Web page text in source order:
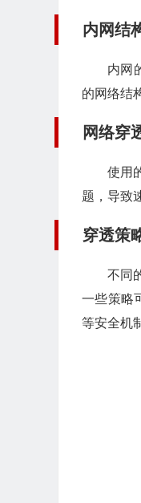
内网结
内网
的网络结
网络穿
使用
题，导致
穿透策
不同
一些策略
等安全机